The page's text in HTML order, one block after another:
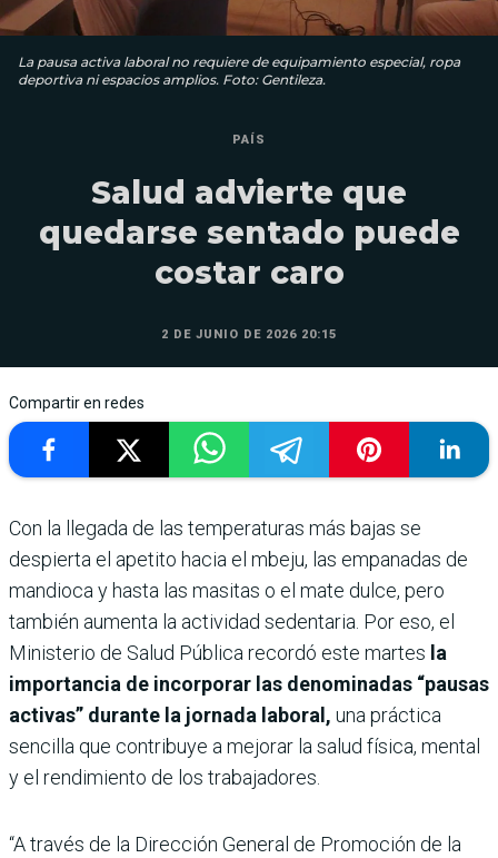
La pausa activa laboral no requiere de equipamiento especial, ropa
deportiva ni espacios amplios. Foto: Gentileza.
PAÍS
Salud advierte que
quedarse sentado puede
costar caro
2 DE JUNIO DE 2026 20:15
Compartir en redes
Con la llegada de las temperaturas más bajas se
despierta el apetito hacia el mbeju, las empanadas de
mandioca y hasta las masitas o el mate dulce, pero
también aumenta la actividad sedentaria. Por eso, el
Ministerio de Salud Pública recordó este martes la
importancia de incorporar las denominadas “pausas
activas” durante la jornada laboral, una práctica
sencilla que contribuye a mejorar la salud física, mental
y el rendimiento de los trabajadores.
“A través de la Dirección General de Promoción de la